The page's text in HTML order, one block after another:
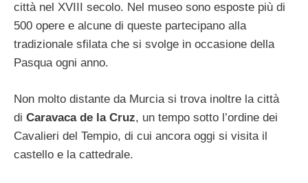
città nel XVIII secolo. Nel museo sono esposte più di
500 opere e alcune di queste partecipano alla
tradizionale sfilata che si svolge in occasione della
Pasqua ogni anno.
Non molto distante da Murcia si trova inoltre la città
di Caravaca de la Cruz, un tempo sotto l’ordine dei
Cavalieri del Tempio, di cui ancora oggi si visita il
castello e la cattedrale.